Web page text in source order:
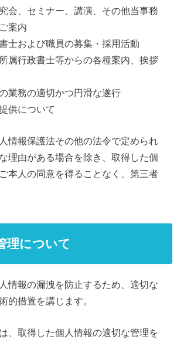
会、セミナー、講演、その他当事務
案内
士および職員の募集・採用活動
属行政書士等からの各種案内、挨拶
業務の適切かつ円滑な遂行
供について
情報保護法その他の法令で定められ
理由がある場合を除き、取得した個
本人の同意を得ることなく、第三者
理について
情報の漏洩を防止するため、適切な
的措置を講じます。
、取得した個人情報の適切な管理を